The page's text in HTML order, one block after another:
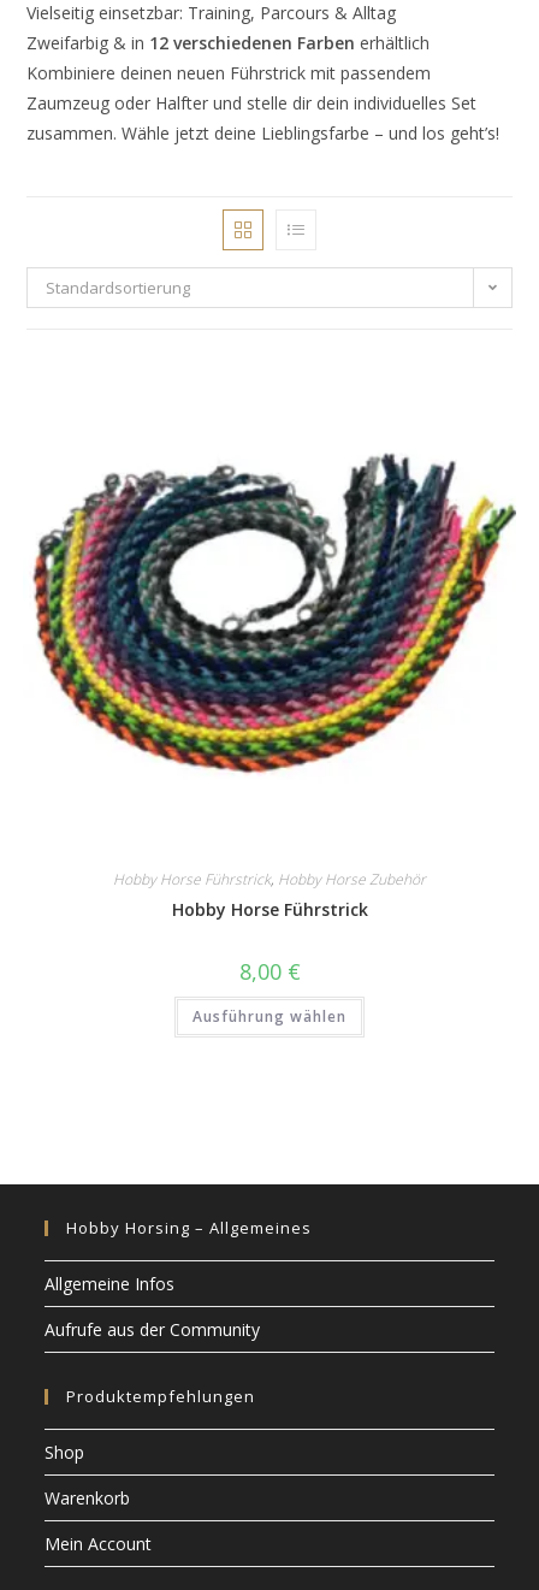
Vielseitig einsetzbar: Training, Parcours & Alltag
Zweifarbig & in 12 verschiedenen Farben erhältlich
Kombiniere deinen neuen Führstrick mit passendem
Zaumzeug oder Halfter und stelle dir dein individuelles Set
zusammen. Wähle jetzt deine Lieblingsfarbe – und los geht’s!
Standardsortierung
Hobby Horse Führstrick, Hobby Horse Zubehör
Hobby Horse Führstrick
8,00 €
Ausführung wählen
Dieses
weist
Produktseite
Hobby Horsing – Allgemeines
Allgemeine Infos
Aufrufe aus der Community
Produktempfehlungen
Shop
Warenkorb
Mein Account